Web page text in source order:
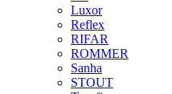
Luxor
Reflex
RIFAR
ROMMER
Sanha
STOUT